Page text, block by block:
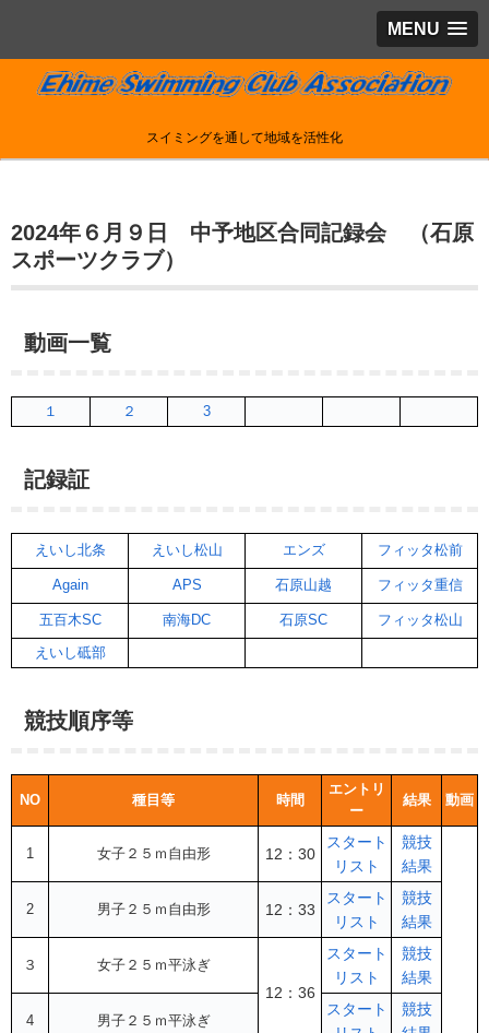
MENU
スイミングを通して地域を活性化
2024年６月９日 中予地区合同記録会 （石原
スポーツクラブ）
動画一覧
１ ２ 3
記録証
えいし北条 えいし松山 エンズ フィッタ松前
Again APS 石原山越 フィッタ重信
五百木SC 南海DC 石原SC
フィッタ松山
えいし砥部
競技順序等
NO 種目等 時間
エントリ
ー
結果 動画
1 女子２５ｍ自由形 12：30
スタート
リスト
競技
結果
2 男子２５ｍ自由形 12：33
スタート
リスト
競技
結果
３ 女子２５ｍ平泳ぎ
12：36
スタート
リスト
競技
結果
4 男子２５ｍ平泳ぎ
スタート
競技